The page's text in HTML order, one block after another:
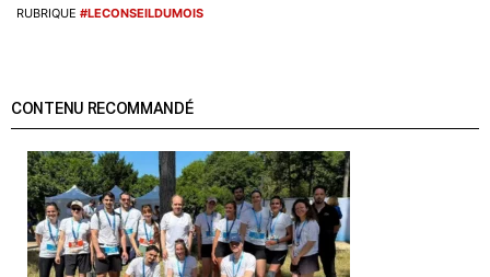
RUBRIQUE #LECONSEILDUMOIS
CONTENU RECOMMANDÉ